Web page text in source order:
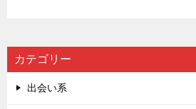
カテゴリー
出会い系